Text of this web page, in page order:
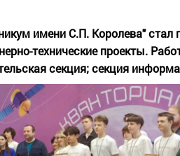
имени С.П. Королева" стал
технические проекты.
секция; секция